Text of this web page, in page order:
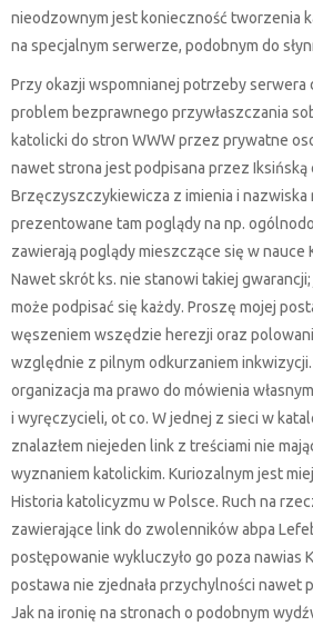
nieodzownym jest konieczność tworzenia
na specjalnym serwerze, podobnym do
Przy okazji wspomnianej potrzeby serwera
problem bezprawnego przywłaszczania
katolicki do stron WWW przez prywatne
nawet strona jest podpisana przez Iksińską
Brzęczyszczykiewicza z imienia i nazwiska
prezentowane tam poglądy na np.
zawierają poglądy mieszczące się w nauce
Nawet skrót ks. nie stanowi takiej
może podpisać się każdy. Proszę mojej
węszeniem wszędzie herezji oraz
względnie z pilnym odkurzaniem
organizacja ma prawo do mówienia
i wyręczycieli, ot co. W jednej z sieci w
znalazłem niejeden link z treściami nie
wyznaniem katolickim. Kuriozalnym jest
Historia katolicyzmu w Polsce. Ruch na
zawierające link do zwolenników abpa
postępowanie wykluczyło go poza nawias
postawa nie zjednała przychylności nawet
Jak na ironię na stronach o podobnym